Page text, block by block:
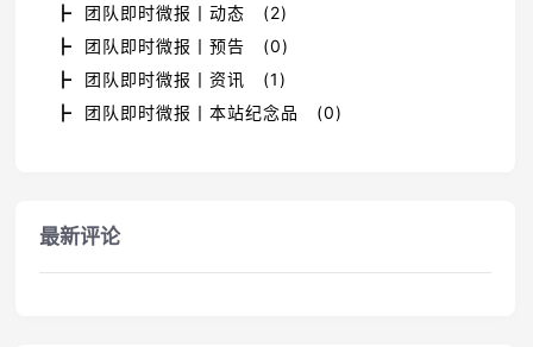
┣ 团队即时微报丨动态 (2)
┣ 团队即时微报丨预告 (0)
┣ 团队即时微报丨资讯 (1)
┣ 团队即时微报丨本站纪念品 (0)
最新评论